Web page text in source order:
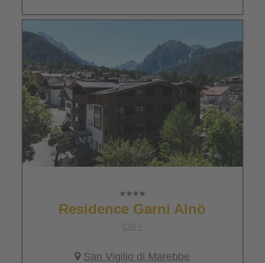
Residence Garni Alnö
CIN +
San Vigilio di Marebbe